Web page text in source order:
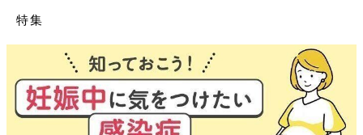
特集
玉川大学教育学部教授、
アルを聞く連載。